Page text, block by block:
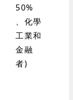
50%
、化學
工業和
金融
者)